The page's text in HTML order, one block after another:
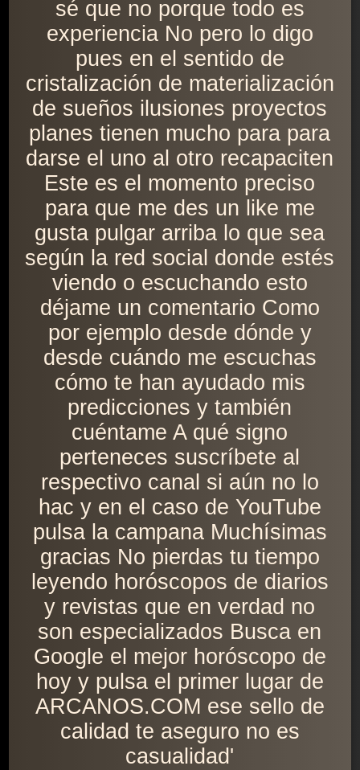
sé que no porque todo es
experiencia No pero lo digo
pues en el sentido de
cristalización de materialización
de sueños ilusiones proyectos
planes tienen mucho para para
darse el uno al otro recapaciten
Este es el momento preciso
para que me des un like me
gusta pulgar arriba lo que sea
según la red social donde estés
viendo o escuchando esto
déjame un comentario Como
por ejemplo desde dónde y
desde cuándo me escuchas
cómo te han ayudado mis
predicciones y también
cuéntame A qué signo
perteneces suscríbete al
respectivo canal si aún no lo
hac y en el caso de YouTube
pulsa la campana Muchísimas
gracias No pierdas tu tiempo
leyendo horóscopos de diarios
y revistas que en verdad no
son especializados Busca en
Google el mejor horóscopo de
hoy y pulsa el primer lugar de
ARCANOS.COM ese sello de
calidad te aseguro no es
casualidad'